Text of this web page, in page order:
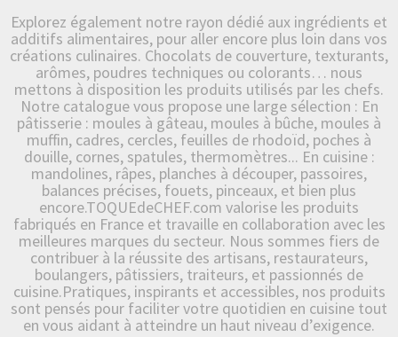
Explorez également notre rayon dédié aux ingrédients et
additifs alimentaires, pour aller encore plus loin dans vos
créations culinaires. Chocolats de couverture, texturants,
arômes, poudres techniques ou colorants… nous
mettons à disposition les produits utilisés par les chefs.
Notre catalogue vous propose une large sélection : En
pâtisserie : moules à gâteau, moules à bûche, moules à
muffin, cadres, cercles, feuilles de rhodoïd, poches à
douille, cornes, spatules, thermomètres... En cuisine :
mandolines, râpes, planches à découper, passoires,
balances précises, fouets, pinceaux, et bien plus
encore.TOQUEdeCHEF.com valorise les produits
fabriqués en France et travaille en collaboration avec les
meilleures marques du secteur. Nous sommes fiers de
contribuer à la réussite des artisans, restaurateurs,
boulangers, pâtissiers, traiteurs, et passionnés de
cuisine.Pratiques, inspirants et accessibles, nos produits
sont pensés pour faciliter votre quotidien en cuisine tout
en vous aidant à atteindre un haut niveau d’exigence.